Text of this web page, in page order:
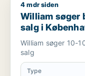
William søger
4 mdr siden
William søger
salg i
William søger 10-
salg
Type